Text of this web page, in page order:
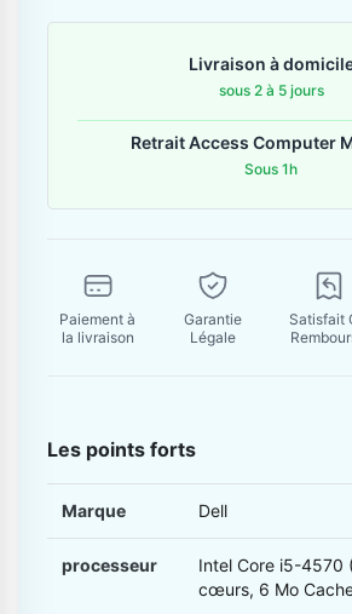
Envoyer un message
Livraison à
sous 2 à 5 jours
Retrait Access Computer
Sous 1h
Paiement à
la livraison
Garantie
Légale
Satisfait
Les points forts
Marque Dell
processeur
Intel Core i5-4570
cœurs, 6 Mo